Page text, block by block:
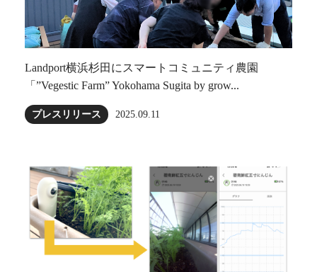
Landport横浜杉田にスマートコミュニティ農園
「”Vegestic Farm” Yokohama Sugita by grow...
プレスリリース 2025.09.11